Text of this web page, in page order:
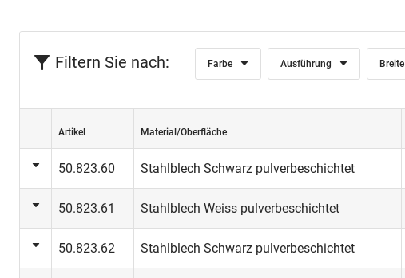
Filtern Sie nach: Farbe Ausführung Breite
Artikel Material/Oberfläche
50.823.60 Stahlblech Schwarz pulverbeschichtet
50.823.61 Stahlblech Weiss pulverbeschichtet
50.823.62 Stahlblech Schwarz pulverbeschichtet